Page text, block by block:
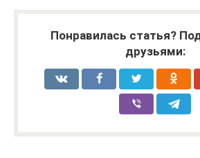
Понравилась статья?
друзьями: